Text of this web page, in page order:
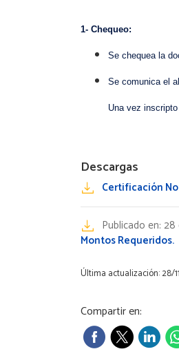
1- Chequeo:
Se chequea la
Se comunica el
Una vez
Descargas
Certificación
Publicado en: 28
Montos Requeridos.
Última actualización: 28/
Compartir en: